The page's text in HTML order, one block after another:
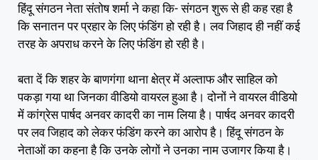
हिंदू संगठन नेता संतोष शर्मा ने कहा कि- संगठन शुरू से ही कह रहा है
कि सनातन पर प्रहार के लिए फंडिंग हो रही है। लव जिहाद ही नहीं कई
तरह के अपराध करने के लिए फंडिंग हो रही है।
बता दें कि शहर के बाणगंगा थाना क्षेत्र में अल्ताफ और साहिल को
पकड़ा गया था जिनका वीडियो वायरल हुआ है। दोनों ने वायरल वीडियो
में कांग्रेस पार्षद अनवर कादरी का नाम लिया है। पार्षद अनवर कादरी
पर लव जिहाद को लेकर फंडिंग करने का आरोप है। हिंदू संगठन के
नेताओं का कहना है कि उनके लोगों ने उनका नाम उजागर किया है।